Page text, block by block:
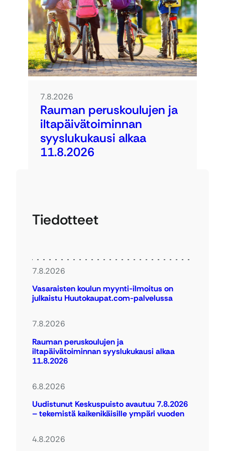
7.8.2026
Rauman peruskoulujen ja
iltapäivätoiminnan
syyslukukausi alkaa
11.8.2026
Tiedotteet
7.8.2026
Vasaraisten koulun myynti-ilmoitus on
julkaistu Huutokaupat.com-palvelussa
7.8.2026
Rauman peruskoulujen ja
iltapäivätoiminnan syyslukukausi alkaa
11.8.2026
6.8.2026
Uudistunut Keskuspuisto avautuu 7.8.2026
– tekemistä kaikenikäisille ympäri vuoden
4.8.2026